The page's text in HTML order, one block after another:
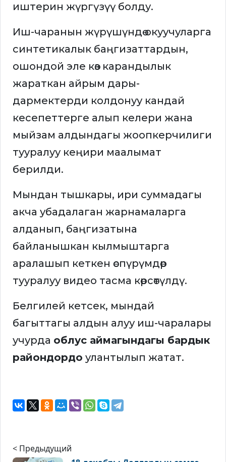
иштерин жүргүзүү болду.
Иш-чаранын жүрүшүндө окуучуларга
синтетикалык баңгизаттардын,
ошондой эле көз карандылык
жараткан айрым дары-
дармектерди колдонуу кандай
кесепеттерге алып келери жана
мыйзам алдындагы жоопкерчилиги
тууралуу кеңири маалымат
берилди.
Мындан тышкары, ири суммадагы
акча убадалаган жарнамаларга
алданып, баңгизатына
байланышкан кылмыштарга
аралашып кеткен өспүрүмдөр
тууралуу видео тасма көрсөтүлдү.
Белгилей кетсек, мындай
багыттагы алдын алуу иш-чаралары
учурда облус аймагындагы бардык
райондордо улантылып жатат.
< Предыдущий